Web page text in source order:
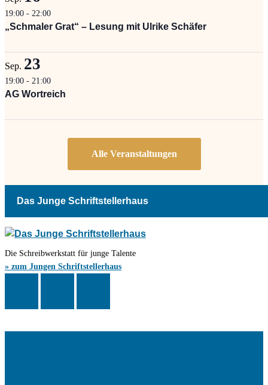
19:00 - 22:00
„Schmaler Grat“ – Lesung mit Ulrike Schäfer
Sep. 23
19:00 - 21:00
AG Wortreich
Das Junge Schriftstellerhaus
Die Schreibwerkstatt für junge Talente
» zum Jungen Schriftstellerhaus